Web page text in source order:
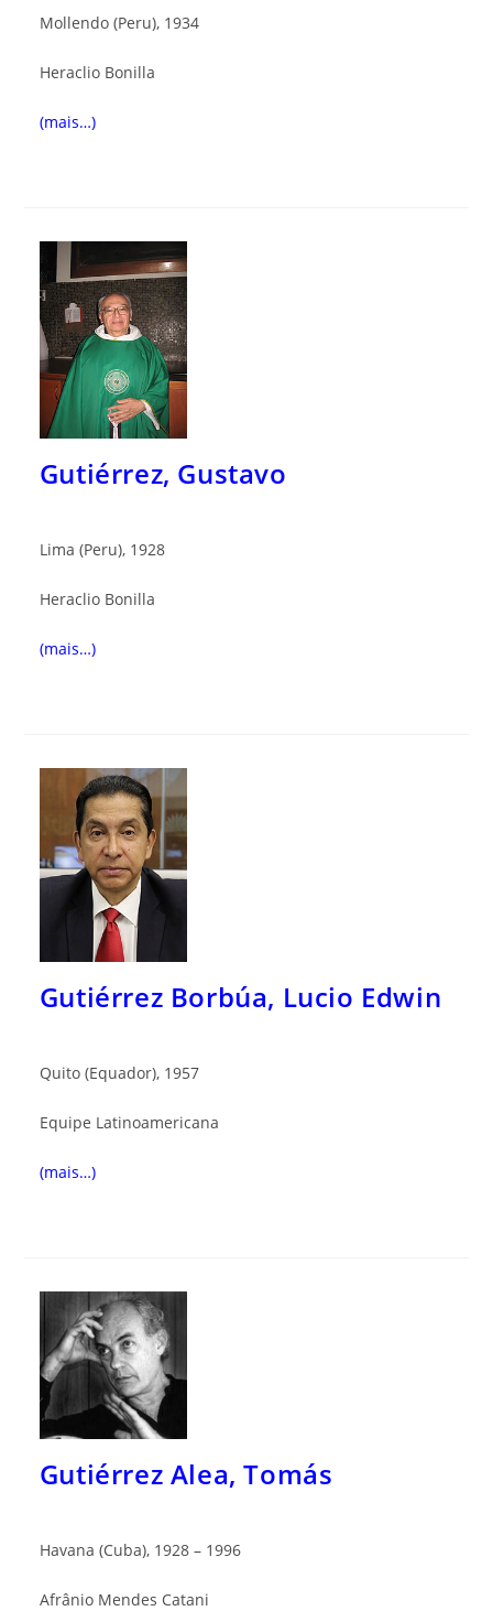
Mollendo (Peru), 1934
Heraclio Bonilla
(mais…)
Gutiérrez, Gustavo
Lima (Peru), 1928
Heraclio Bonilla
(mais…)
Gutiérrez Borbúa, Lucio Edwin
Quito (Equador), 1957
Equipe Latinoamericana
(mais…)
Gutiérrez Alea, Tomás
Havana (Cuba), 1928 – 1996
Afrânio Mendes Catani